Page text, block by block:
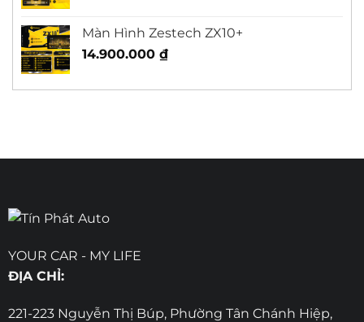
Màn Hình Zestech ZX10+
14.900.000 ₫
YOUR CAR - MY LIFE
ĐỊA CHỈ:
221-223 Nguyễn Thị Búp, Phường Tân Chánh Hiệp,